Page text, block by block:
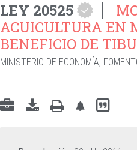
LEY 20525
ACUICULTURA EN
BENEFICIO DE
MINISTERIO DE ECONOMÍA,